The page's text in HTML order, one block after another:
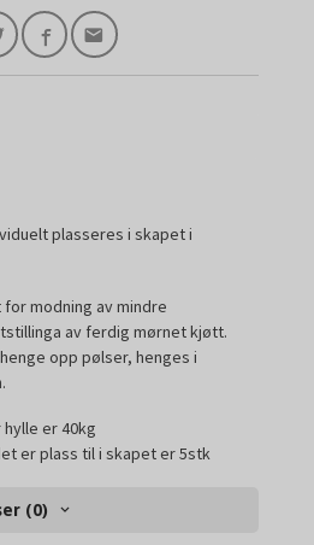
plasseres i skapet i
modning av mindre
av ferdig mørnet kjøtt.
opp pølser, henges i
er 40kg
er plass til i skapet er 5stk
(0)